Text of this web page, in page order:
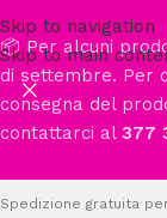
Skip to navigation
Skip to main
📦 Per alcuni
di settembre. Per
consegna del
contattarci al 377
Spedizione gratuita